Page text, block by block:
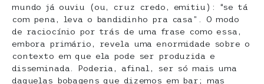
mundo já ouviu (ou, cruz credo, emitiu): “se tá
com pena, leva o bandidinho pra casa”. O modo
de raciocínio por trás de uma frase como essa,
embora primário, revela uma enormidade sobre o
contexto em que ela pode ser produzida e
disseminada. Poderia, afinal, ser só mais uma
daquelas bobagens que dizemos em bar; mas